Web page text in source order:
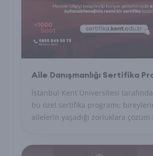
Aile Danışmanlığı Sertifika
İstanbul Kent Üniversitesi
bu özel sertifika programı;
ailelerin yaşadığı zorluklara